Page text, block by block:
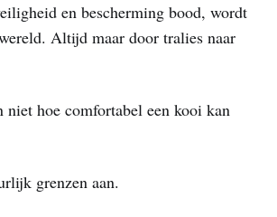
en bescherming bood, wordt
Altijd maar door tralies naar
niet hoe comfortabel een kooi kan
grenzen aan.